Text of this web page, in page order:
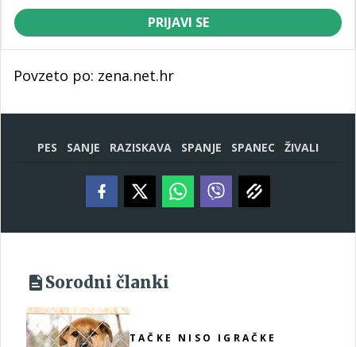
PRIJAVI SE
Povzeto po: zena.net.hr
PES SANJE RAZISKAVA SPANJE SPANEC ŽIVALI
Sorodni članki
TAČKE NISO IGRAČKE